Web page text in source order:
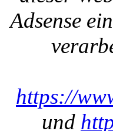
Adsense
https://
und